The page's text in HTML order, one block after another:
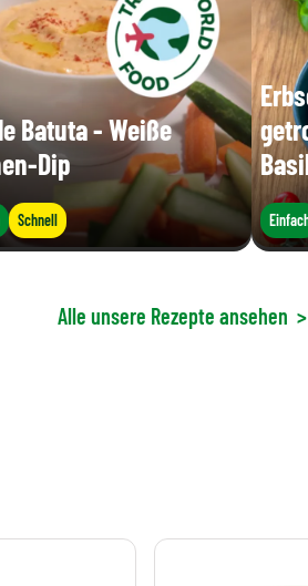
Batuta - Weiße
Dip
Schnell
Alle unsere Rezepte ansehen >